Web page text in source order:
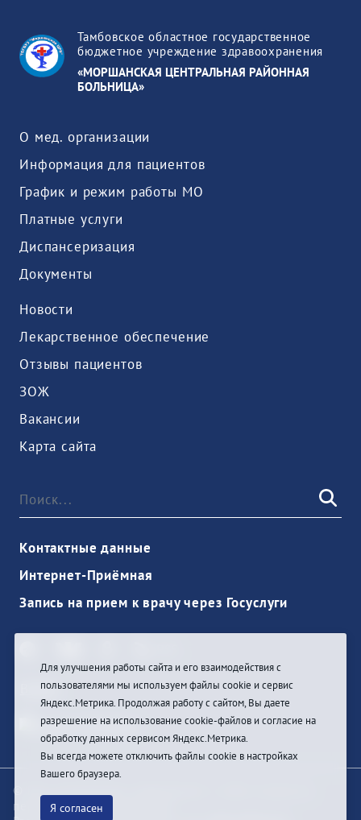
Тамбовское областное государственное
бюджетное учреждение здравоохранения
«МОРШАНСКАЯ ЦЕНТРАЛЬНАЯ РАЙОННАЯ
БОЛЬНИЦА»
О мед. организации
Информация для пациентов
График и режим работы МО
Платные услуги
Диспансеризация
Документы
Новости
Лекарственное обеспечение
Отзывы пациентов
ЗОЖ
Вакансии
Карта сайта
Контактные данные
Интернет-Приёмная
Запись на прием к врачу через Госуслуги
Войти
© При цитировании информации с сайта ссылка на
первоисточник обязательна
Для улучшения работы сайта и его взаимодействия с
пользователями мы используем файлы cookie и сервис
Яндекс.Метрика. Продолжая работу с сайтом, Вы даете
разрешение на использование cookie-файлов и согласие на
обработку данных сервисом Яндекс.Метрика.
Вы всегда можете отключить файлы cookie в настройках
Вашего браузера.
Я согласен